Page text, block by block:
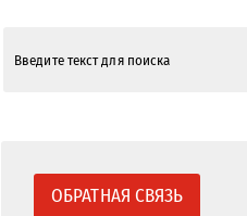
ОБРАТНАЯ СВЯЗЬ